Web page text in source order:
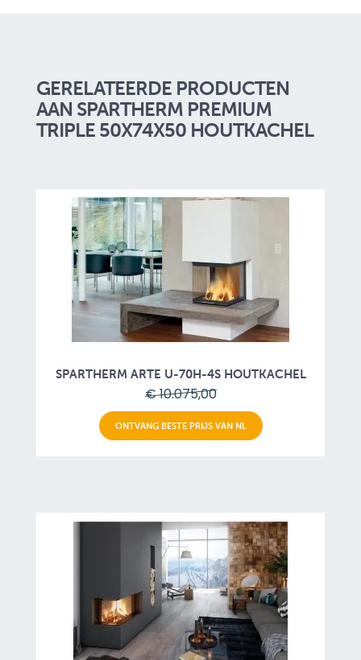
GERELATEERDE PRODUCTEN
AAN SPARTHERM PREMIUM
TRIPLE 50X74X50 HOUTKACHEL
SPARTHERM ARTE U-70H-4S HOUTKACHEL
€ 10.075,00
ONTVANG BESTE PRIJS VAN NL